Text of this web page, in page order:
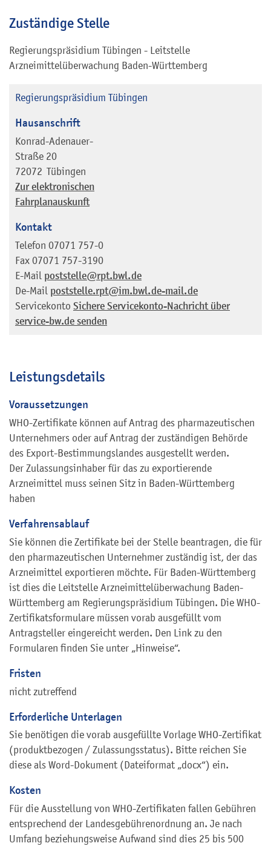
Zuständige Stelle
Regierungspräsidium Tübingen - Leitstelle
Arzneimittelüberwachung Baden-Württemberg
Regierungspräsidium Tübingen
Hausanschrift
Konrad-Adenauer-
Straße 20
72072 Tübingen
Zur elektronischen
Fahrplanauskunft
Kontakt
Telefon 07071 757-0
Fax 07071 757-3190
E-Mail poststelle@rpt.bwl.de
De-Mail poststelle.rpt@im.bwl.de-mail.de
Servicekonto Sichere Servicekonto-Nachricht über
service-bw.de senden
Leistungsdetails
Voraussetzungen
WHO-Zertifikate können auf Antrag des pharmazeutischen
Unternehmers oder auf Antrag der zuständigen Behörde
des Export-Bestimmungslandes ausgestellt werden.
Der Zulassungsinhaber für das zu exportierende
Arzneimittel muss seinen Sitz in Baden-Württemberg
haben
Verfahrensablauf
Sie können die Zertifikate bei der Stelle beantragen, die für
den pharmazeutischen Unternehmer zuständig ist, der das
Arzneimittel exportieren möchte. Für Baden-Württemberg
ist dies die Leitstelle Arzneimittelüberwachung Baden-
Württemberg am Regierungspräsidium Tübingen. Die WHO-
Zertifikatsformulare müssen vorab ausgefüllt vom
Antragsteller eingereicht werden. Den Link zu den
Formularen finden Sie unter „Hinweise“.
Fristen
nicht zutreffend
Erforderliche Unterlagen
Sie benötigen die vorab ausgefüllte Vorlage WHO-Zertifikat
(produktbezogen / Zulassungsstatus). Bitte reichen Sie
diese als Word-Dokument (Dateiformat „docx“) ein.
Kosten
Für die Ausstellung von WHO-Zertifikaten fallen Gebühren
entsprechend der Landesgebührenordnung an. Je nach
Umfang beziehungsweise Aufwand sind dies 25 bis 500